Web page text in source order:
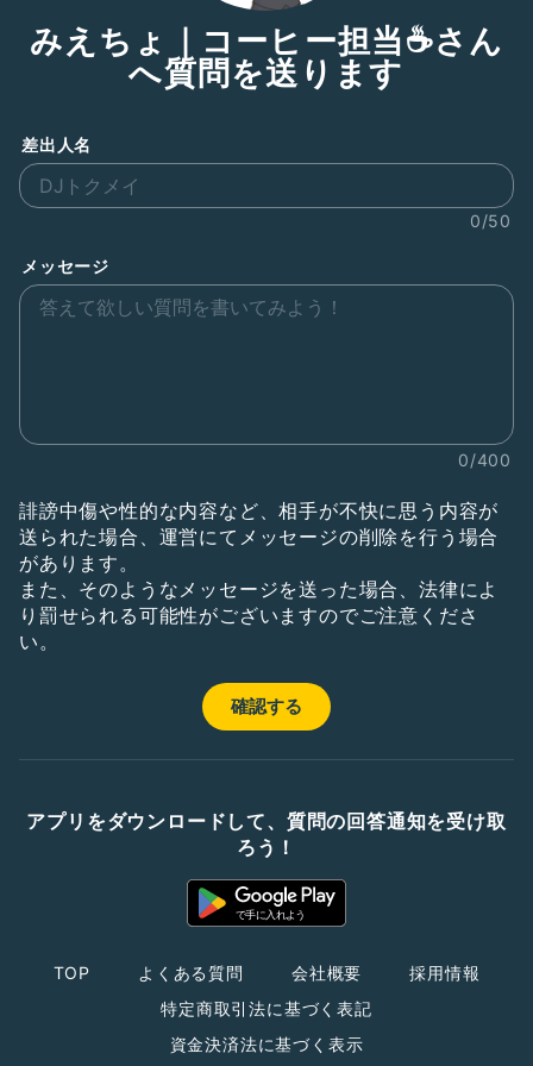
みえちょ｜コーヒー担当☕️さん
へ質問を送ります
差出人名
0/50
メッセージ
0/400
誹謗中傷や性的な内容など、相手が不快に思う内容が
送られた場合、運営にてメッセージの削除を行う場合
があります。
また、そのようなメッセージを送った場合、法律によ
り罰せられる可能性がございますのでご注意くださ
い。
アプリをダウンロードして、質問の回答通知を受け取
ろう！
TOP よくある質問 会社概要
採用情報
特定商取引法に基づく表記
資金決済法に基づく表示